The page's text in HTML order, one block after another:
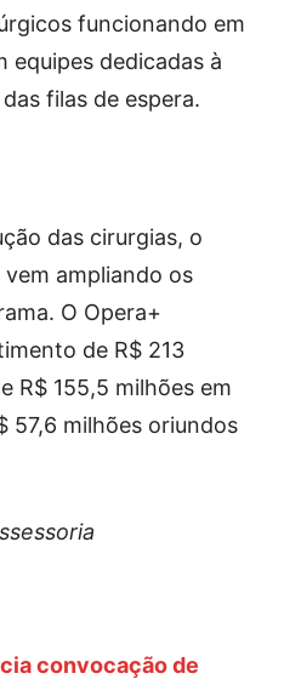
funcionando em
equipes dedicadas à
filas de espera.
das cirurgias, o
ampliando os
O Opera+
de R$ 213
R$ 155,5 milhões em
57,6 milhões oriundos
convocação de